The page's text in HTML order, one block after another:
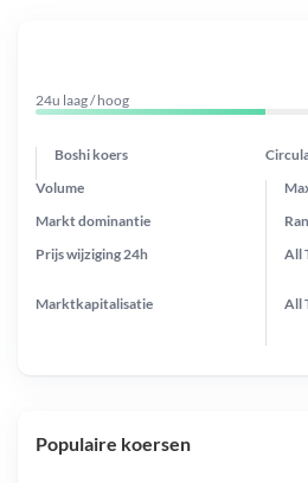
24u laag / hoog
Boshi koers
Prijs wijziging 24h
Markt dominantie
Marktkapitalisatie
Volume
All
All
Populaire koersen